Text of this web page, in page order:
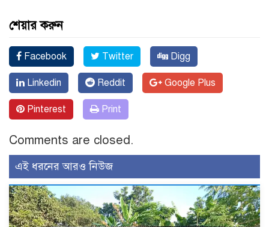
শেয়ার করুন
Facebook Twitter Digg
Linkedin Reddit Google Plus
Pinterest Print
Comments are closed.
এই ধরনের আরও নিউজ